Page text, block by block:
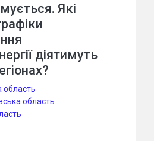
Які
діятимуть
область